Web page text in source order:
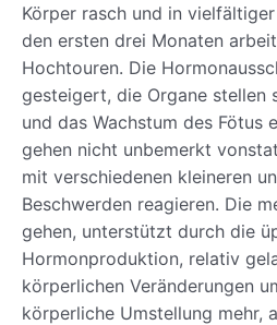
Körper rasch und in
den ersten drei Monaten
Hochtouren. Die
gesteigert, die Organe stellen
und das Wachstum des Fötus
gehen nicht unbemerkt
mit verschiedenen kleineren
Beschwerden reagieren. Die
gehen, unterstützt durch die
Hormonproduktion, relativ
körperlichen Veränderungen
körperliche Umstellung mehr,